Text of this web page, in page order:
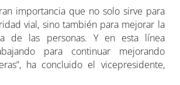
importancia que no solo sirve para
vial, sino también para mejorar la
de las personas. Y en esta línea
para continuar mejorando
ha concluido el vicepresidente,